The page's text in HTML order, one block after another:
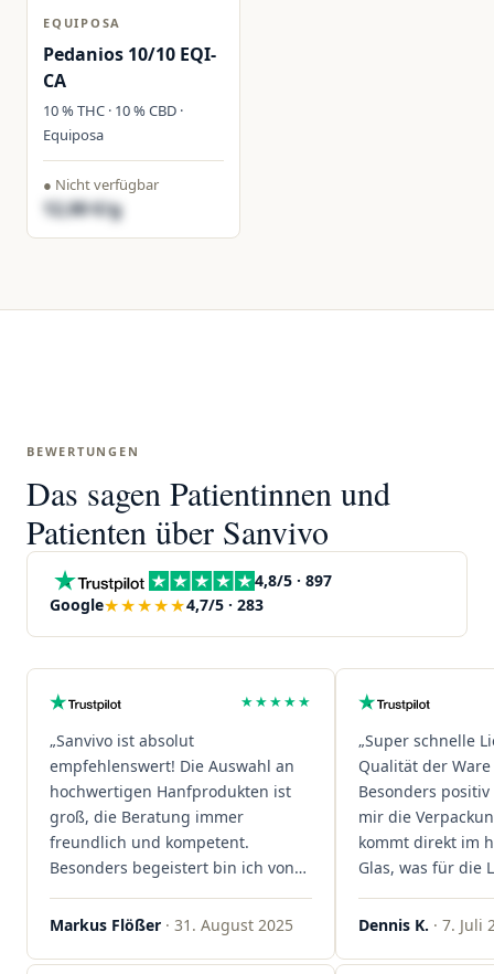
EQUIPOSA
Pedanios 10/10 EQI-
CA
10 % THC · 10 % CBD ·
Equiposa
● Nicht verfügbar
12,00 €/g
BEWERTUNGEN
Das sagen Patientinnen und
Patienten über Sanvivo
4,8/5 · 897
Google★★★★★4,7/5 · 283
★★★★★
„Sanvivo ist absolut
empfehlenswert! Die Auswahl an
hochwertigen Hanfprodukten ist
groß, die Beratung immer
freundlich und kompetent.
Besonders begeistert bin ich von
der schnellen Rezeptannahme –
alles läuft unkompliziert und
sind extrem zügig, was mir jedes
Markus Flößer · 31. August 2025
„Super schnelle
Qualität der
Besonders
mir die
kommt direkt im
Glas, was für die
ist. Ich bestelle
wieder!"
Dennis K. · 7. Juli